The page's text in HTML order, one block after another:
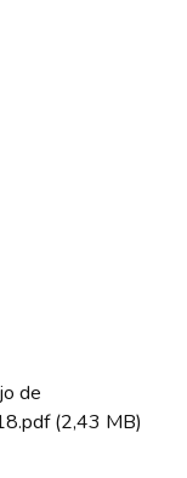
de
(2,43 MB)